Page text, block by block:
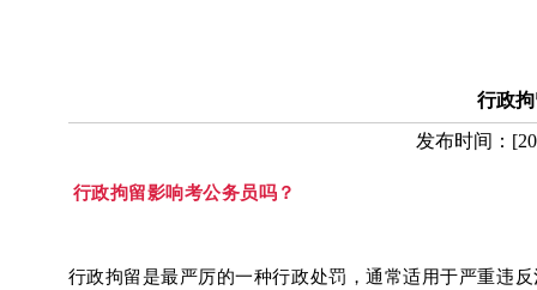
行政
发布时间： [
行政拘留影响考公务员吗？
行政拘留是最严厉的一种行政处罚，通常适用于严重违